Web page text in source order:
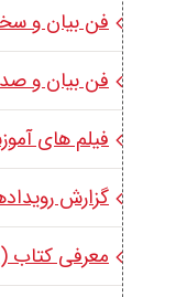
فن بیان و سخنرانی (2)
فن بیان و صداسازی (46)
فیلم های آموزشی (18)
گزارش رویدادها (4)
معرفی کتاب (3)